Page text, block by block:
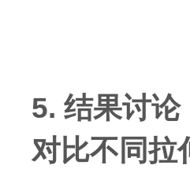
5. 结果讨论
对比不同拉